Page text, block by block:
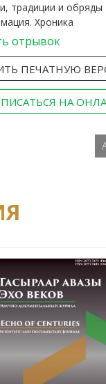
традиции и обряды
Хроника
отрывок
ПЕЧАТНУЮ
НА